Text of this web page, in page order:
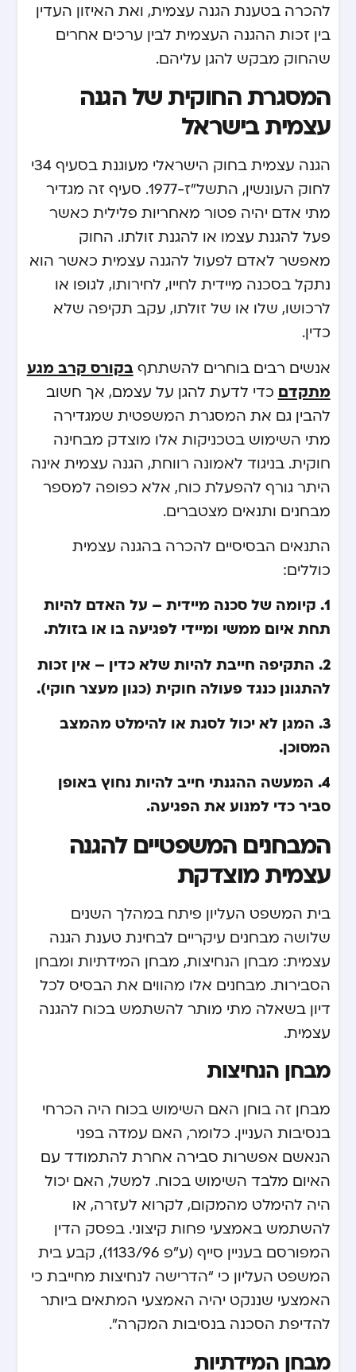
להכרה בטענת הגנה עצמית, ואת האיזון העדין
בין זכות ההגנה העצמית לבין ערכים אחרים
שהחוק מבקש להגן עליהם.
המסגרת החוקית של הגנה
עצמית בישראל
הגנה עצמית בחוק הישראלי מעוגנת בסעיף 34י
לחוק העונשין, התשל”ז-1977. סעיף זה מגדיר
מתי אדם יהיה פטור מאחריות פלילית כאשר
פעל להגנת עצמו או להגנת זולתו. החוק
מאפשר לאדם לפעול להגנה עצמית כאשר הוא
נתקל בסכנה מיידית לחייו, לחירותו, לגופו או
לרכושו, שלו או של זולתו, עקב תקיפה שלא
כדין.
אנשים רבים בוחרים להשתתףבקורס קרב מגע
מתקדם כדי לדעת להגן על עצמם, אך חשוב
להבין גם את המסגרת המשפטית שמגדירה
מתי השימוש בטכניקות אלו מוצדק מבחינה
חוקית. בניגוד לאמונה רווחת, הגנה עצמית אינה
היתר גורף להפעלת כוח, אלא כפופה למספר
מבחנים ותנאים מצטברים.
התנאים הבסיסיים להכרה בהגנה עצמית
כוללים:
1. קיומה של סכנה מיידית – על האדם להיות
תחת איום ממשי ומיידי לפגיעה בו או בזולת.
2. התקיפה חייבת להיות שלא כדין – אין זכות
להתגונן כנגד פעולה חוקית (כגון מעצר חוקי).
3. המגן לא יכול לסגת או להימלט מהמצב
המסוכן.
4. המעשה ההגנתי חייב להיות נחוץ באופן
סביר כדי למנוע את הפגיעה.
המבחנים המשפטיים להגנה
עצמית מוצדקת
בית המשפט העליון פיתח במהלך השנים
שלושה מבחנים עיקריים לבחינת טענת הגנה
עצמית: מבחן הנחיצות, מבחן המידתיות ומבחן
הסבירות. מבחנים אלו מהווים את הבסיס לכל
דיון בשאלה מתי מותר להשתמש בכוח להגנה
עצמית.
מבחן הנחיצות
מבחן זה בוחן האם השימוש בכוח היה הכרחי
בנסיבות העניין. כלומר, האם עמדה בפני
הנאשם אפשרות סבירה אחרת להתמודד עם
האיום מלבד השימוש בכוח. למשל, האם יכול
היה להימלט מהמקום, לקרוא לעזרה, או
להשתמש באמצעי פחות קיצוני. בפסק הדין
המפורסם בעניין סייף (ע”פ 1133/96), קבע בית
המשפט העליון כי “הדרישה לנחיצות מחייבת כי
האמצעי שננקט יהיה האמצעי המתאים ביותר
להדיפת הסכנה בנסיבות המקרה”.
מבחן המידתיות